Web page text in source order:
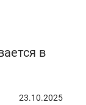
в
23.10.2025